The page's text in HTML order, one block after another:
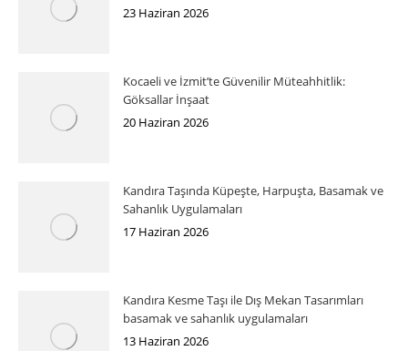
23 Haziran 2026
Kocaeli ve İzmit’te Güvenilir Müteahhitlik:
Göksallar İnşaat
20 Haziran 2026
Kandıra Taşında Küpeşte, Harpuşta, Basamak ve
Sahanlık Uygulamaları
17 Haziran 2026
Kandıra Kesme Taşı ile Dış Mekan Tasarımları
basamak ve sahanlık uygulamaları
13 Haziran 2026